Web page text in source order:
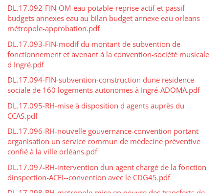
DL.17.092-FIN-OM-eau potable-reprise actif et passif
budgets annexes eau au bilan budget annexe eau orleans
métropole-approbation.pdf
DL.17.093-FIN-modif du montant de subvention de
fonctionnement et avenant à la convention-société musicale
d Ingré.pdf
DL.17.094-FIN-subvention-construction dune residence
sociale de 160 logements autonomes à Ingré-ADOMA.pdf
DL.17.095-RH-mise à disposition d agents auprès du
CCAS.pdf
DL.17.096-RH-nouvelle gouvernance-convention portant
organisation un service commun de médecine préventive
confié à la ville orléans.pdf
DL.17.097-RH-intervention dun agent chargé de la fonction
dinspection-ACFI--convention avec le CDG45.pdf